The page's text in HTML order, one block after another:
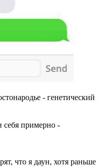
- генетический
себя примерно -
что я даун, хотя раньше